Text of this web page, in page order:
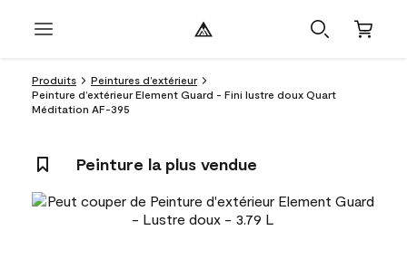
Produits
Peintures d’extérieur
Peinture d’extérieur Element Guard - Fini lustre doux Quart
Méditation AF-395
Peinture la plus vendue